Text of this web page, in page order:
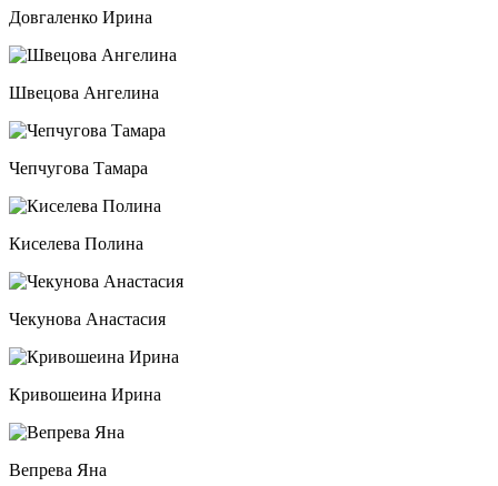
Довгаленко Ирина
Швецова Ангелина
Чепчугова Тамара
Киселева Полина
Чекунова Анастасия
Кривошеина Ирина
Вепрева Яна